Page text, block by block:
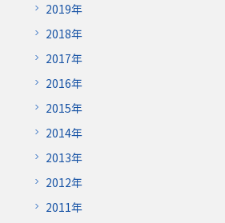
2019年
2018年
2017年
2016年
2015年
2014年
2013年
2012年
2011年